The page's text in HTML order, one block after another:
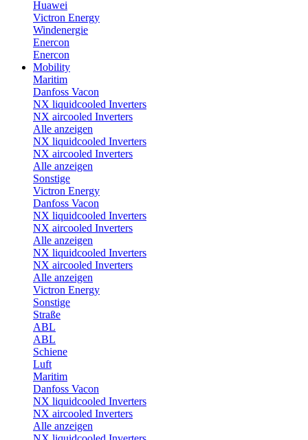
Huawei
Victron Energy
Windenergie
Enercon
Enercon
Mobility
Maritim
Danfoss Vacon
NX liquidcooled Inverters
NX aircooled Inverters
Alle anzeigen
NX liquidcooled Inverters
NX aircooled Inverters
Alle anzeigen
Sonstige
Victron Energy
Danfoss Vacon
NX liquidcooled Inverters
NX aircooled Inverters
Alle anzeigen
NX liquidcooled Inverters
NX aircooled Inverters
Alle anzeigen
Victron Energy
Sonstige
Straße
ABL
ABL
Schiene
Luft
Maritim
Danfoss Vacon
NX liquidcooled Inverters
NX aircooled Inverters
Alle anzeigen